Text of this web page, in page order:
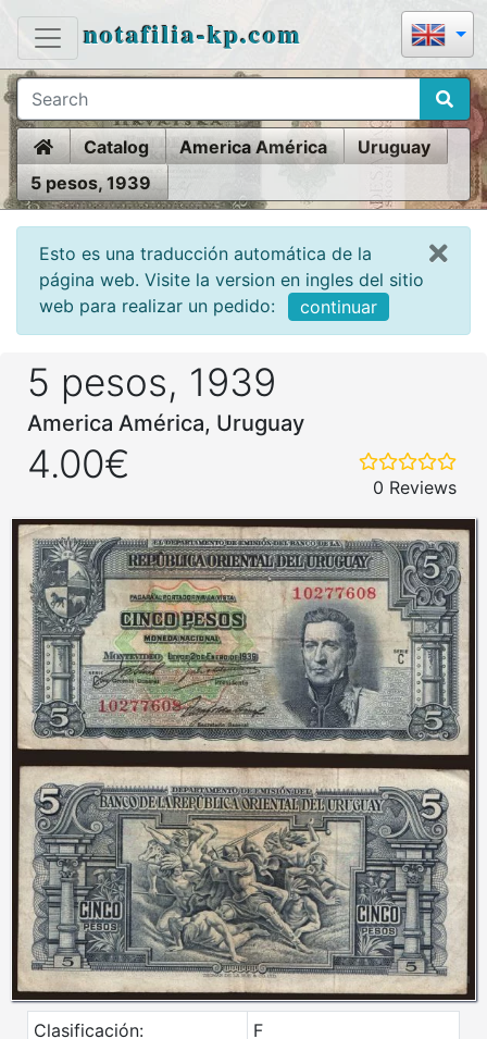
notafilia-kp.com
HomeCatalog America América
Uruguay
5 pesos, 1939
Esto es una traducción automática de la
página web. Visite la version en ingles del sitio
web para realizar un pedido:
continuar
5 pesos, 1939
America América, Uruguay
4.00€
0 Reviews
Clasificación:
F